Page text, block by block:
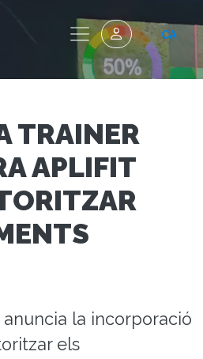
CA
TRAINER
APLIFIT
la incorporació
els